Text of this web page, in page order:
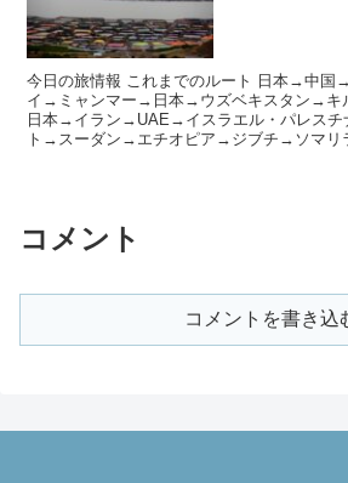
今日の旅情報 これまでのルート 日本→中
イ→ミャンマー→日本→ウズベキスタン→キ
日本→イラン→UAE→イスラエル・パレス
ト→スーダン→エチオピア→ジブチ→ソマリ
コメント
コメントを書き込